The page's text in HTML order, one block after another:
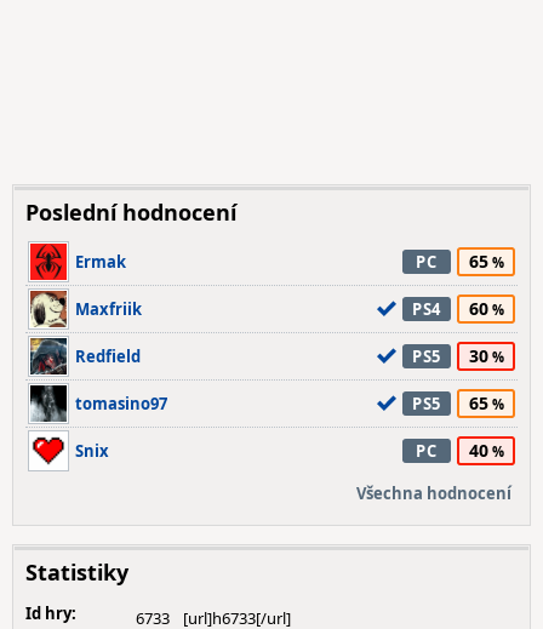
Poslední hodnocení
Ermak PC 65
Maxfriik PS4 60
Redfield PS5 30
tomasino97 PS5 65
Snix PC 40
Všechna hodnocení
Statistiky
Id hry:
6733